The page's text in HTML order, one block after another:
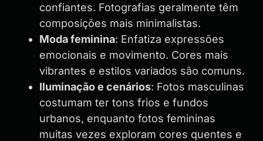
confiantes. Fotografias geralmente têm
composições mais minimalistas.
Moda feminina: Enfatiza expressões
emocionais e movimento. Cores mais
vibrantes e estilos variados são comuns.
Iluminação e cenários: Fotos masculinas
costumam ter tons frios e fundos
urbanos, enquanto fotos femininas
muitas vezes exploram cores quentes e